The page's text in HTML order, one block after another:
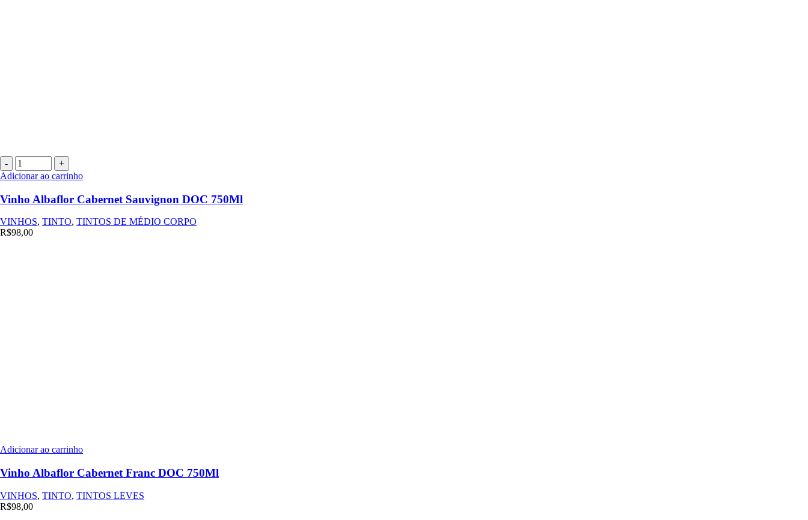
Vinho
Albaflor
Cabernet
Sauvignon
DOC
quantidade
Adicionar ao carrinho
Vinho Albaflor Cabernet Sauvignon DOC 750Ml
VINHOS, TINTO, TINTOS DE MÉDIO CORPO
R$98,00
Vinho
Cabernet
Franc
DOC
750Ml
quantidade
Adicionar ao carrinho
Vinho Albaflor Cabernet Franc DOC 750Ml
VINHOS, TINTO, TINTOS LEVES
R$98,00